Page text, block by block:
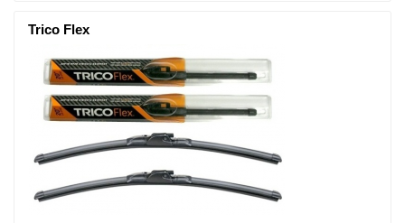
Trico Flex